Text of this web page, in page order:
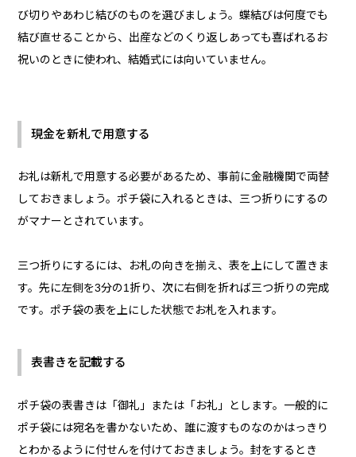
び切りやあわじ結びのものを選びましょう。蝶結びは何度でも
結び直せることから、出産などのくり返しあっても喜ばれるお
祝いのときに使われ、結婚式には向いていません。
現金を新札で用意する
お礼は新札で用意する必要があるため、事前に金融機関で両替
しておきましょう。ポチ袋に入れるときは、三つ折りにするの
がマナーとされています。
三つ折りにするには、お札の向きを揃え、表を上にして置きま
す。先に左側を3分の1折り、次に右側を折れば三つ折りの完成
です。ポチ袋の表を上にした状態でお札を入れます。
表書きを記載する
ポチ袋の表書きは「御礼」または「お礼」とします。一般的に
ポチ袋には宛名を書かないため、誰に渡すものなのかはっきり
とわかるように付せんを付けておきましょう。封をするとき